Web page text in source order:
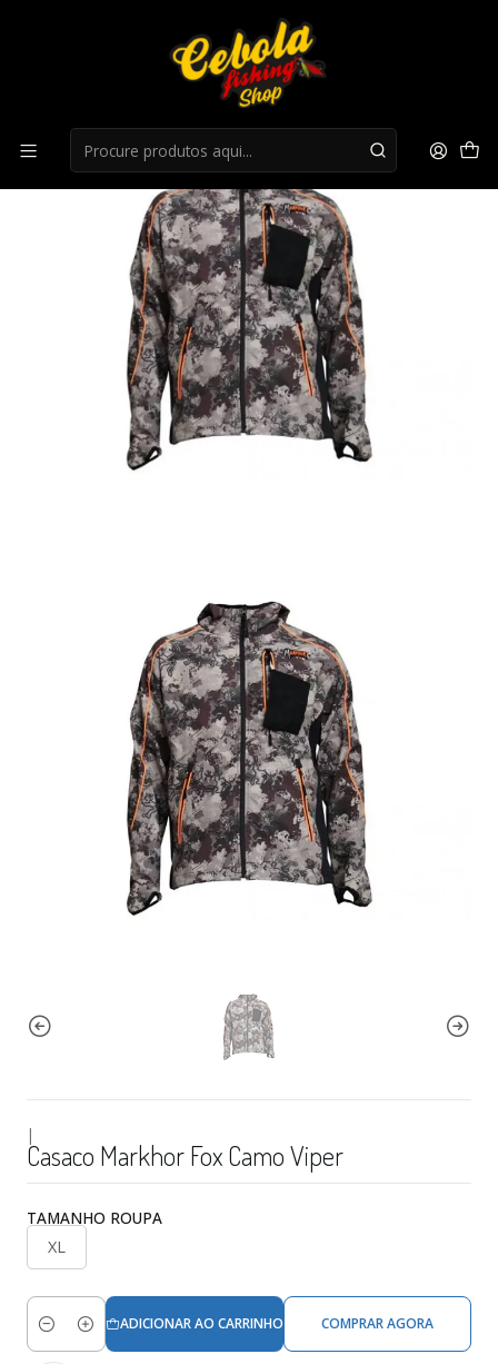
Casaco Markhor Fox Camo Viper
|
Casaco Markhor Fox Camo Viper
TAMANHO ROUPA
XL
Quantidade
ADICIONAR AO CARRINHO COMPRAR AGORA